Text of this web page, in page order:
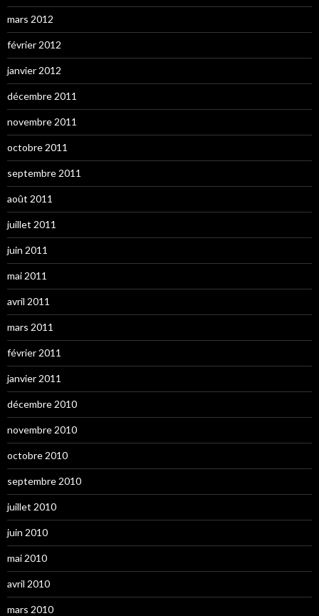
mars 2012
février 2012
janvier 2012
décembre 2011
novembre 2011
octobre 2011
septembre 2011
août 2011
juillet 2011
juin 2011
mai 2011
avril 2011
mars 2011
février 2011
janvier 2011
décembre 2010
novembre 2010
octobre 2010
septembre 2010
juillet 2010
juin 2010
mai 2010
avril 2010
mars 2010